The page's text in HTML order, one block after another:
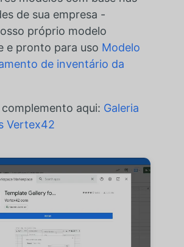
de sua empresa -
próprio modelo
e pronto para uso Modelo
de inventário da
aqui: Galeria
Vertex42